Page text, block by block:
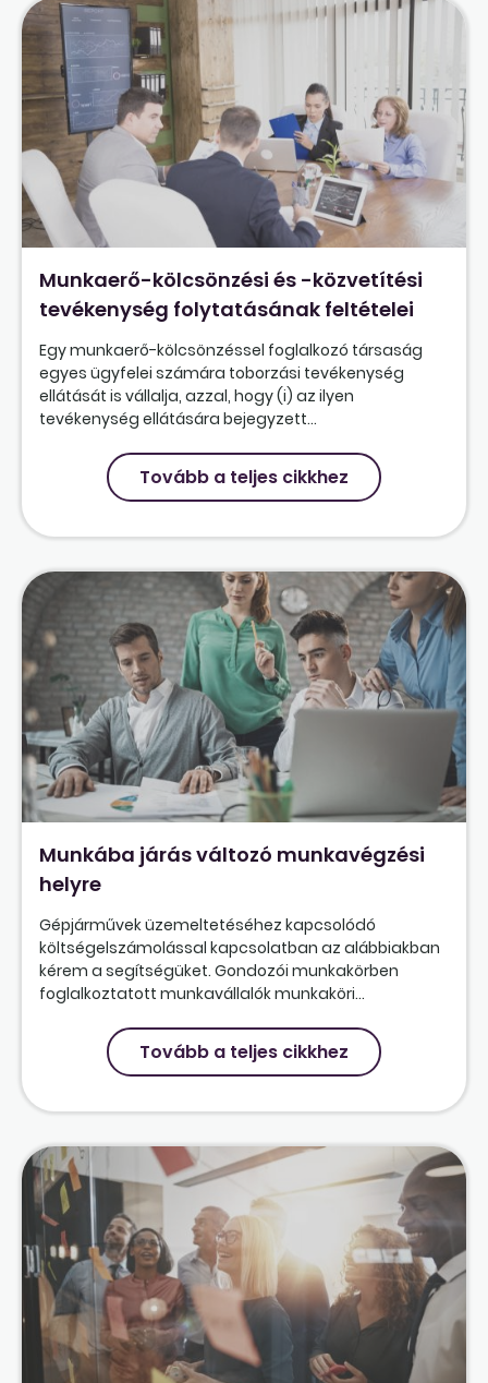
Munkaerő-kölcsönzési és -közvetítési
tevékenység folytatásának feltételei
Egy munkaerő-kölcsönzéssel foglalkozó társaság
egyes ügyfelei számára toborzási tevékenység
ellátását is vállalja, azzal, hogy (i) az ilyen
tevékenység ellátására bejegyzett...
Tovább a teljes cikkhez
Munkába járás változó munkavégzési
helyre
Gépjárművek üzemeltetéséhez kapcsolódó
költségelszámolással kapcsolatban az alábbiakban
kérem a segítségüket. Gondozói munkakörben
foglalkoztatott munkavállalók munkaköri...
Tovább a teljes cikkhez